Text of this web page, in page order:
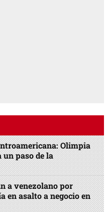
Olimpia
un paso de la
a venezolano por
en asalto a negocio en